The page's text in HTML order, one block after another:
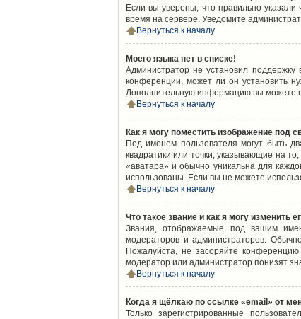
Если вы уверены, что правильно
время на сервере. Уведомите
Вернуться к началу
Моего языка нет в списке!
Администратор не установил
конференции, может ли он установить
Дополнительную информацию вы можете
Вернуться к началу
Как я могу поместить изображение под
Под именем пользователя могут быть
квадратики или точки, указывающие на
«аватара» и обычно уникальна для
использованы. Если вы не можете
Вернуться к началу
Что такое звание и как я могу изменить
Звания, отображаемые под вашим
модераторов и администраторов.
Пожалуйста, не засоряйте
модератор или администратор понизят
Вернуться к началу
Когда я щёлкаю по ссылке «email» от
Только зарегистрированные